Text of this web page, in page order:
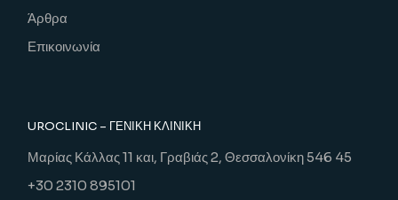
Άρθρα
Επικοινωνία
UROCLINIC – ΓΕΝΙΚΉ ΚΛΙΝΙΚΉ
Μαρίας Κάλλας 11 και, Γραβιάς 2, Θεσσαλονίκη 546 45
+30 2310 895101